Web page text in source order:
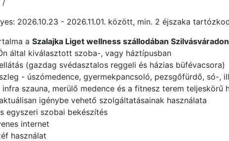
/
2026.10.23 - 2026.11.01. között, min. 2 éjszaka
a Szalajka Liget wellness szállodában Szilvásváradon
által kiválasztott szoba-, vagy háztípusban
(gazdag svédasztalos reggeli és házias büfévacsora)
- úszómedence, gyermekpancsoló, pezsgőfürdő, só-,
infra szauna, merülő medence és a fitnesz terem teljeskörű
igénybe vehető szolgáltatásainak használata
egyszeri szobai bekészítés
internet
használat